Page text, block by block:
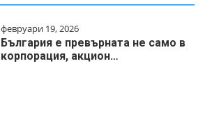
февруари 19, 2026
България е превърната не само в
корпорация, акцион…